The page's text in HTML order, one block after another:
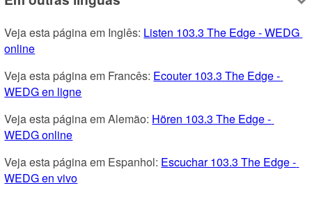
Veja esta página em Inglês: Listen 103.3 The Edge - WEDG
online
Veja esta página em Francês: Ecouter 103.3 The Edge -
WEDG en ligne
Veja esta página em Alemão: Hören 103.3 The Edge -
WEDG online
Veja esta página em Espanhol: Escuchar 103.3 The Edge -
WEDG en vivo